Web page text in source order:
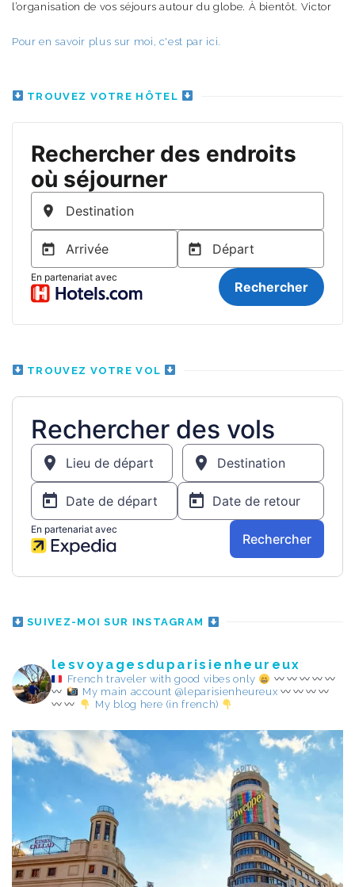
l’organisation de vos séjours autour du globe. À bientôt. Victor
Pour en savoir plus sur moi, c'est par ici.
TROUVEZ VOTRE HÔTEL
TROUVEZ VOTRE VOL
SUIVEZ-MOI SUR INSTAGRAM
lesvoyagesduparisienheureux
French traveler with good vibes only
My main account @leparisienheureux
My blog here (in french)